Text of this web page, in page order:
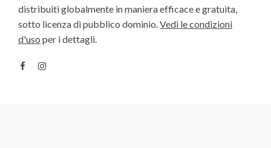
distribuiti globalmente in maniera efficace e gratuita,
sotto licenza di pubblico dominio.Vedi le condizioni
d'uso per i dettagli.